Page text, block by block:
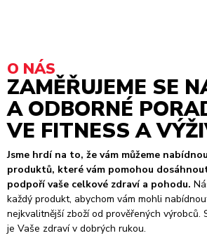
O NÁS
ZAMĚŘUJEME SE
A ODBORNÉ
VE FITNESS A
Jsme hrdí na to, že vám můžeme
produktů, které vám pomohou
podpoří vaše celkové zdraví a pohodu.
každý produkt, abychom vám mohli
nejkvalitnější zboží od prověřených výrobců.
je Vaše zdraví v dobrých rukou.